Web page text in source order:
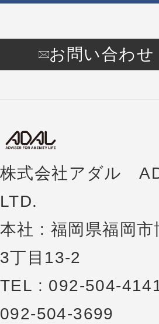
お問い合わせ
株式会社アダル
LTD.
本社 : 福岡県福岡市
3丁目13-2
TEL : 092-504-
092-504-3699